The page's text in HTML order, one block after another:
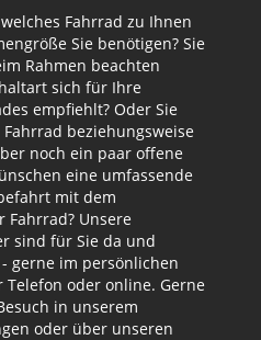
Fahrrad zu Ihnen
Sie benötigen? Sie
Rahmen beachten
sich für Ihre
empfiehlt? Oder Sie
beziehungsweise
noch ein paar offene
eine umfassende
mit dem
Fahrrad? Unsere
sind für Sie da und
gerne im persönlichen
Telefon oder online. Gerne
in unserem
oder über unseren